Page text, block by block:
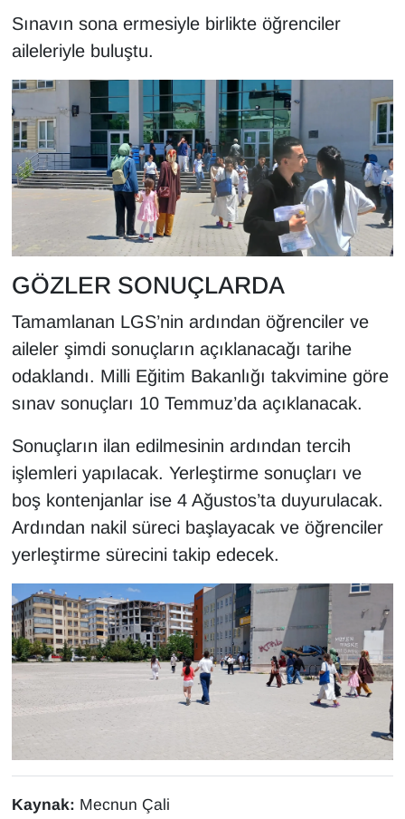
Sınavın sona ermesiyle birlikte öğrenciler
aileleriyle buluştu.
GÖZLER SONUÇLARDA
Tamamlanan LGS’nin ardından öğrenciler ve
aileler şimdi sonuçların açıklanacağı tarihe
odaklandı. Milli Eğitim Bakanlığı takvimine göre
sınav sonuçları 10 Temmuz’da açıklanacak.
Sonuçların ilan edilmesinin ardından tercih
işlemleri yapılacak. Yerleştirme sonuçları ve
boş kontenjanlar ise 4 Ağustos’ta duyurulacak.
Ardından nakil süreci başlayacak ve öğrenciler
yerleştirme sürecini takip edecek.
Kaynak: Mecnun Çali
YEREL